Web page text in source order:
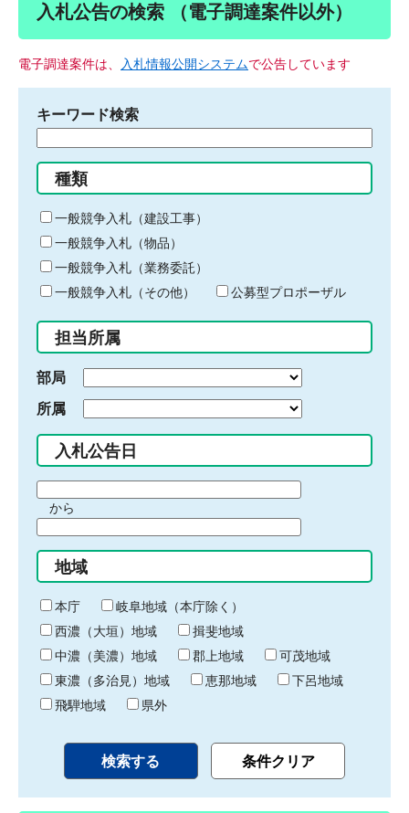
入札公告の検索 （電子調達案件以外）
電子調達案件は、 入札情報公開システムで公告しています
キーワード検索
る
キ
ー
ワ
ー
ド
入
力
種類
一般競争入札（建設工事）
一般競争入札（物品）
一般競争入札（業務委託）
一般競争入札（その他）
公募型プロポーザル
担当所属
部局
所属
入札公告日
間
始
り
から
間
終
わ
り
地域
本庁
岐阜地域（本庁除く）
西濃（大垣）地域
揖斐地域
中濃（美濃）地域
郡上地域
可茂地域
東濃（多治見）地域
恵那地域
下呂地域
飛騨地域
県外